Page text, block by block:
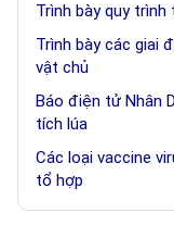
Trình bày quy
Trình bày các giai
vật chủ
Báo điện tử Nhân
tích lúa
Các loại vaccine
tổ hợp